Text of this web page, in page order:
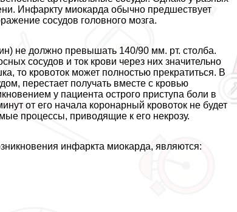
Инфаркту миокарда обычно предшествует
сосудов головного мозга.
не должно превышать 140/90 мм. рт. столба.
сосудов и ток крови через них значительно
то кровоток может полностью прекратиться. В
перестает получать вместе с кровью
у пациента острого приступа боли в
от его начала коронарный кровоток не будет
процессы, приводящие к его некрозу.
инфаркта миокарда, являются: